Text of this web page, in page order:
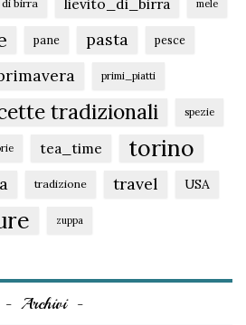
birra mele
pane pasta pesce
primi_piatti
tradizionali spezie
tea_time torino
tradizione travel USA
zuppa
Archivi